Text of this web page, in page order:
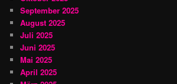
September 2025
August 2025
Juli 2025
Juni 2025
Mai 2025
April 2025